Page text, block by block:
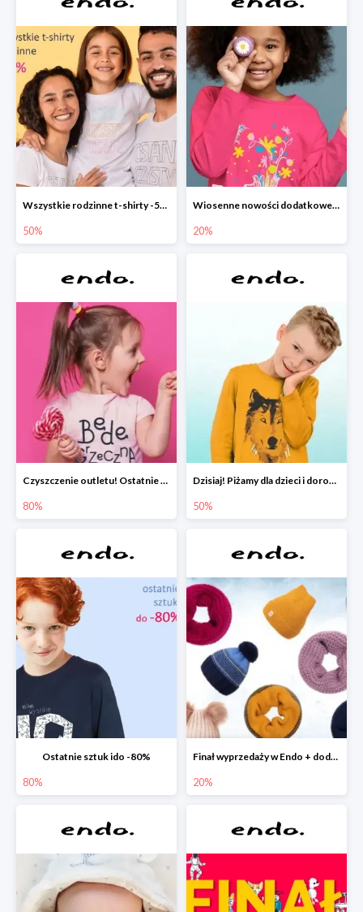
Wszystkie rodzinne t-shirty -50%
50%
Wiosenne nowości dodatkowe -20%
20%
Czyszczenie outletu! Ostatnie sztuki do -80%
80%
Dzisiaj! Piżamy dla dzieci i dorosłych -50%
50%
Ostatnie sztuk ido -80%
80%
Finał wyprzedaży w Endo + dodatkowe 2% rabatu
20%